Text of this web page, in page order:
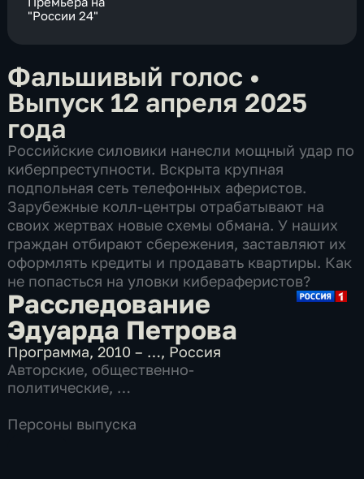
"России 24"
Фальшивый голос •
Выпуск 12 апреля 2025
года
Российские силовики нанесли мощный удар по
киберпреступности. Вскрыта крупная
подпольная сеть телефонных аферистов.
Зарубежные колл-центры отрабатывают на
своих жертвах новые схемы обмана. У наших
граждан отбирают сбережения, заставляют их
оформлять кредиты и продавать квартиры. Как
не попасться на уловки кибераферистов?
Расследование
Эдуарда Петрова
Программа,2010 – …, Россия
Авторские, общественно-
политические,
Персоны выпуска